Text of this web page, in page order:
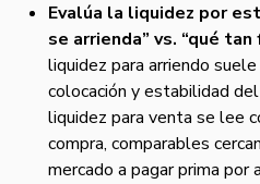
Evalúa la liquidez por
se arrienda” vs. “qué
liquidez para arriendo
colocación y estabilidad
liquidez para venta se lee
compra, comparables
mercado a pagar prima por